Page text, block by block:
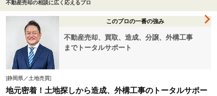
不動産売却の相談に広く応えるプロ
このプロの一番の強み
不動産売却、買取、造成、分譲、外構工事
までトータルサポート
[静岡県／土地売買]
地元密着！土地探しから造成、外構工事のトータルサポー